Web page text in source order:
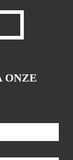
ONZE